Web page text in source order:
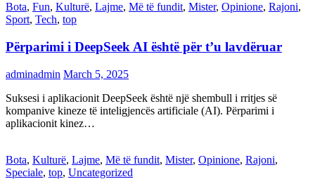
Bota, Fun, Kulturë, Lajme, Më të fundit, Mister, Opinione, Rajoni,
Sport, Tech, top
Përparimi i DeepSeek AI është për t’u lavdëruar
adminadmin March 5, 2025
Suksesi i aplikacionit DeepSeek është një shembull i rritjes së
kompanive kineze të inteligjencës artificiale (AI). Përparimi i
aplikacionit kinez…
Bota, Kulturë, Lajme, Më të fundit, Mister, Opinione, Rajoni,
Speciale, top, Uncategorized